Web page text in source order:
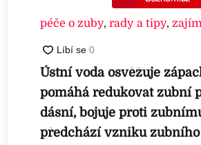
péče o zuby,rady a tipy,
Ústní voda osvěžuje
pomáhá redukovat zubní
dásní, bojuje proti
předchází vzniku zubního